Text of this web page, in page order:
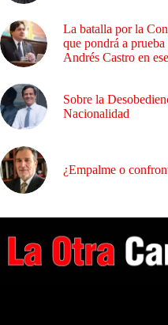
La batalla por la
que pondrá a
Andrés Castro en
Sobre la
Nacionalidad
¿Empalme o